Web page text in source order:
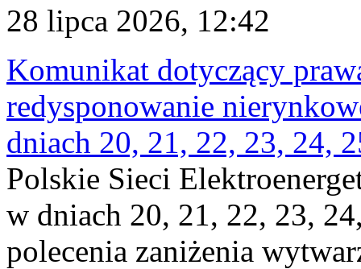
28 lipca 2026, 12:42
Komunikat dotyczący
redysponowanie
dniach 20, 21, 22, 23, 24,
Polskie Sieci
w dniach 20, 21, 22, 23,
polecenia zaniżenia